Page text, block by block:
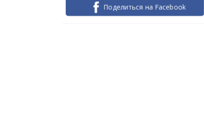
Поделиться на Facebook